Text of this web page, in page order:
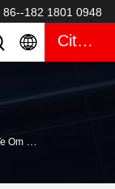
86--182 1801 0948
Citaat
Verbinden?